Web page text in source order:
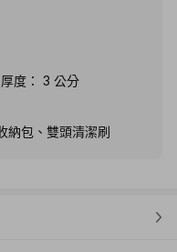
度： 3 公分
納包、雙頭清潔刷